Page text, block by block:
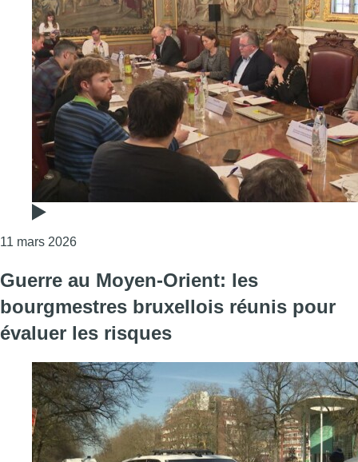
11 mars 2026Consulter l'article "Les communes bruxelloises
Guerre au Moyen-Orient: les
bourgmestres bruxellois réunis pour
évaluer les risques